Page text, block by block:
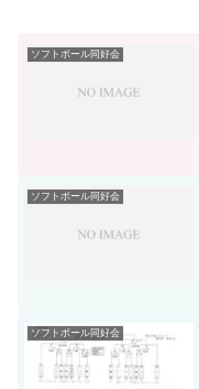
ソフトボール同好会
ソフトボール同好会
ソフトボール同好会